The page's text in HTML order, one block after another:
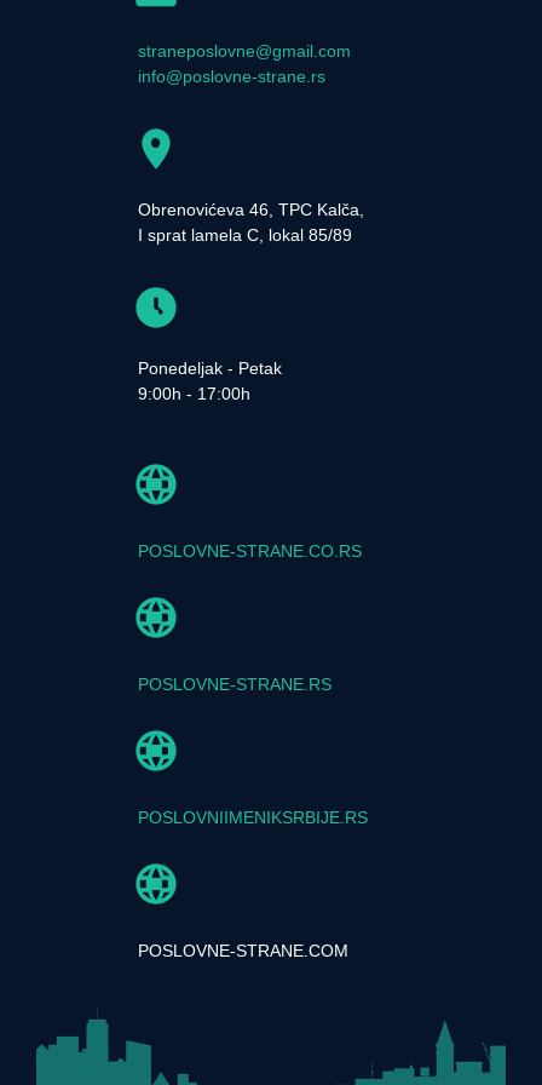
straneposlovne@gmail.com
info@poslovne-strane.rs
Obrenovićeva 46, TPC Kalča,
I sprat lamela C, lokal 85/89
Ponedeljak - Petak
9:00h - 17:00h
POSLOVNE-STRANE.CO.RS
POSLOVNE-STRANE.RS
POSLOVNIIMENIKSRBIJE.RS
POSLOVNE-STRANE.COM